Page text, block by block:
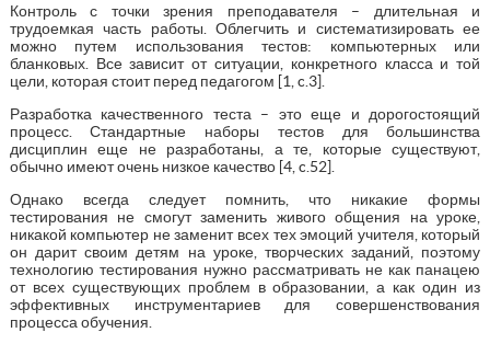
Контроль с точки зрения преподавателя – длительная и
трудоемкая часть работы. Облегчить и систематизировать ее
можно путем использования тестов: компьютерных или
бланковых. Все зависит от ситуации, конкретного класса и той
цели, которая стоит перед педагогом [1, c.3].
Разработка качественного теста – это еще и дорогостоящий
процесс. Стандартные наборы тестов для большинства
дисциплин еще не разработаны, а те, которые существуют,
обычно имеют очень низкое качество [4, c.52].
Однако всегда следует помнить, что никакие формы
тестирования не смогут заменить живого общения на уроке,
никакой компьютер не заменит всех тех эмоций учителя, который
он дарит своим детям на уроке, творческих заданий, поэтому
технологию тестирования нужно рассматривать не как панацею
от всех существующих проблем в образовании, а как один из
эффективных инструментариев для совершенствования
процесса обучения.